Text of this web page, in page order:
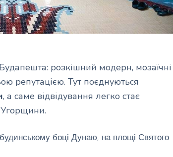
розкішний модерн, мозаїчні
репутацією. Тут поєднуються
, а саме відвідування легко стає
боці Дунаю, на площі Святого